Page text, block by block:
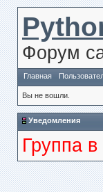
Форум
Главная
Вы не вошли.
Уведомления
Группа